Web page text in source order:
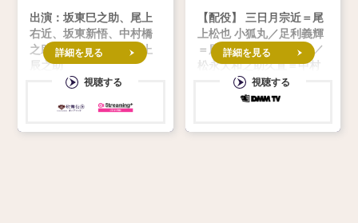
出演：坂東巳之助、尾上
右近、坂東新悟、中村橋
之助、市川染五郎、尾上
辰之助
詳細を見る
視聴する
【配役】 三日月宗近＝尾
上松也 小狐丸／足利義輝
＝尾上右近 同田貫正国／
松永大和之助久直＝中村
鷹之資 髭切／義輝妹 紅梅
姫＝中村莟玉 膝丸＝上村
丞 異界の翁＝澤村
詳細を見る
視聴する